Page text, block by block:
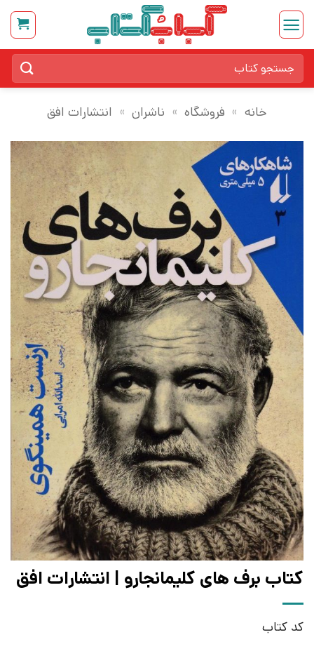
Skip
content
برای:
خانه » فروشگاه » ناشران » انتشارات افق
کتاب برف های کلیمانجارو | انتشارات افق
کد کتاب